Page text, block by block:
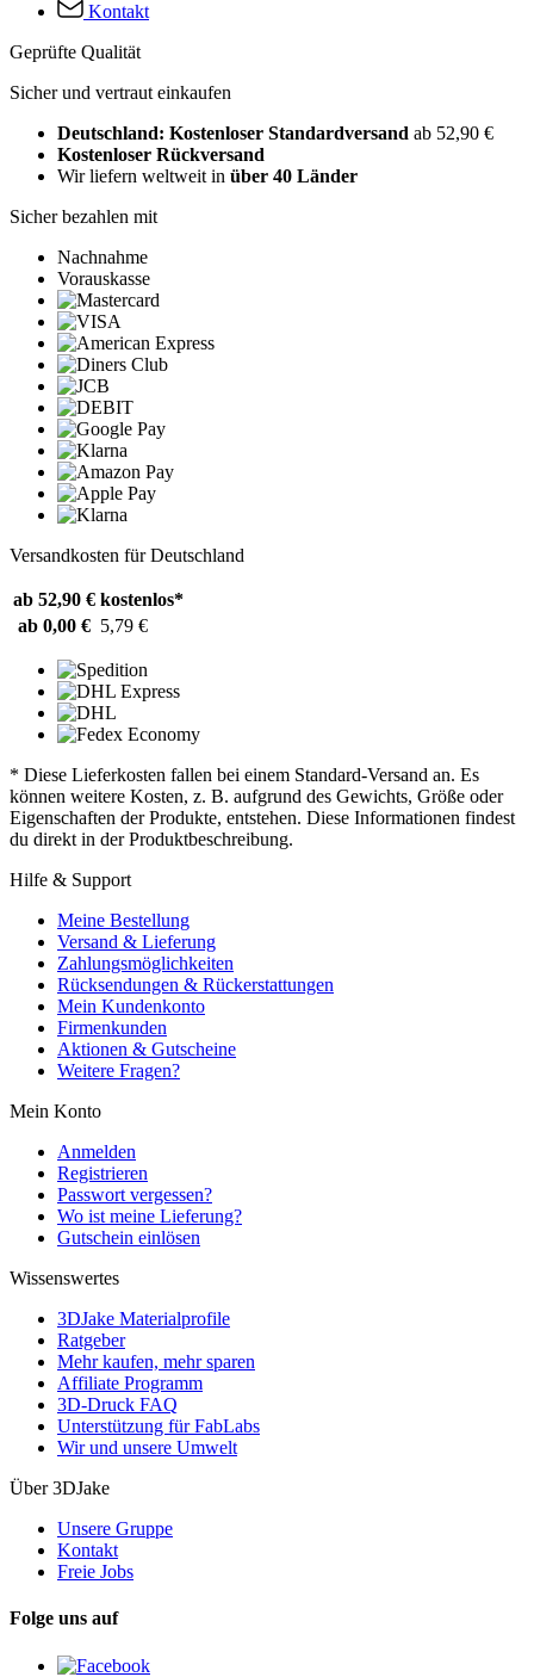
Kontakt
Geprüfte Qualität
Sicher und vertraut einkaufen
Deutschland: Kostenloser Standardversand ab 52,90 €
Kostenloser Rückversand
Wir liefern weltweit in über 40 Länder
Sicher bezahlen mit
Nachnahme
Vorauskasse
Versandkosten für Deutschland
ab 52,90 € kostenlos*
ab 0,00 € 5,79 €
* Diese Lieferkosten fallen bei einem Standard-Versand an. Es
können weitere Kosten, z. B. aufgrund des Gewichts, Größe oder
Eigenschaften der Produkte, entstehen. Diese Informationen findest
du direkt in der Produktbeschreibung.
Hilfe & Support
Meine Bestellung
Versand & Lieferung
Zahlungsmöglichkeiten
Rücksendungen & Rückerstattungen
Mein Kundenkonto
Firmenkunden
Aktionen & Gutscheine
Weitere Fragen?
Mein Konto
Anmelden
Registrieren
Passwort vergessen?
Wo ist meine Lieferung?
Gutschein einlösen
Wissenswertes
3DJake Materialprofile
Ratgeber
Mehr kaufen, mehr sparen
Affiliate Programm
3D-Druck FAQ
Unterstützung für FabLabs
Wir und unsere Umwelt
Über 3DJake
Unsere Gruppe
Kontakt
Freie Jobs
Folge uns auf